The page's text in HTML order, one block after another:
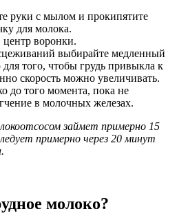
руки с мылом и прокипятите
для молока.
центр воронки.
выбирайте медленный
того, чтобы грудь привыкла к
скорость можно увеличивать.
до того момента, пока не
в молочных железах.
займет примерно 15
примерно через 20 минут
молоко?